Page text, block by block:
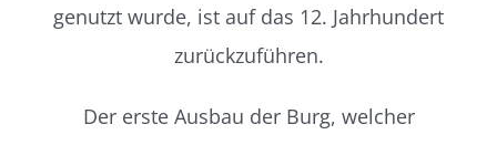
genutzt wurde, ist auf das 12. Jahrhundert
zurückzuführen.
Der erste Ausbau der Burg, welcher